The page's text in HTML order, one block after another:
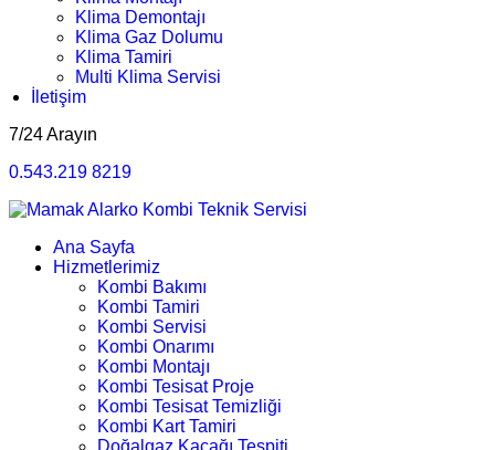
Klima Demontajı
Klima Gaz Dolumu
Klima Tamiri
Multi Klima Servisi
İletişim
7/24 Arayın
0.543.219 8219
Ana Sayfa
Hizmetlerimiz
Kombi Bakımı
Kombi Tamiri
Kombi Servisi
Kombi Onarımı
Kombi Montajı
Kombi Tesisat Proje
Kombi Tesisat Temizliği
Kombi Kart Tamiri
Doğalgaz Kaçağı Tespiti